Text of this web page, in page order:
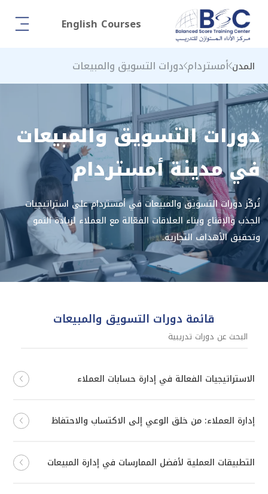
English Courses
المدن أمستردام دورات التسويق والمبيعات
دورات التسويق والمبيعات
في مدينة أمستردام
تُركّز دورات التسويق والمبيعات في أمستردام على استراتيجيات
الجذب والإقناع وبناء العلاقات الفعّالة مع العملاء لزيادة النمو
وتحقيق الأهداف التجارية.
قائمة دورات التسويق والمبيعات
الاستراتيجيات الفعالة في إدارة حسابات العملاء
إدارة العملاء: من خلق الوعي إلى الاكتساب والاحتفاظ
التطبيقات العملية لأفضل الممارسات في إدارة المبيعات